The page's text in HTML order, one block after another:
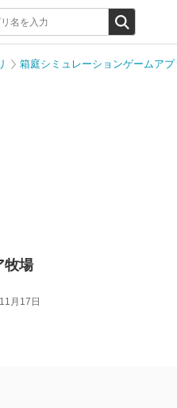
箱庭シミュレーションゲームアプ
牧場
月17日